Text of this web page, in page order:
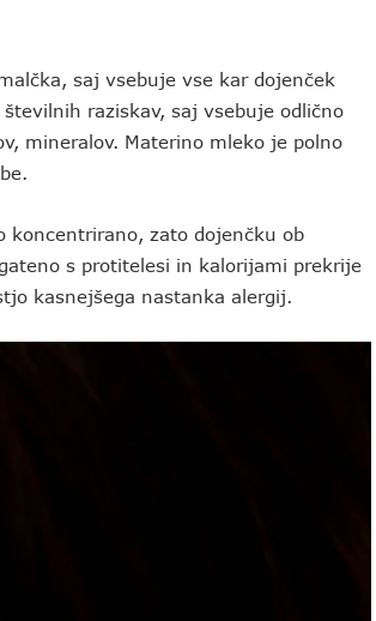
saj vsebuje vse kar dojenček
raziskav, saj vsebuje odlično
mineralov. Materino mleko je polno
koncentrirano, zato dojenčku ob
s protitelesi in kalorijami prekrije
kasnejšega nastanka alergij.